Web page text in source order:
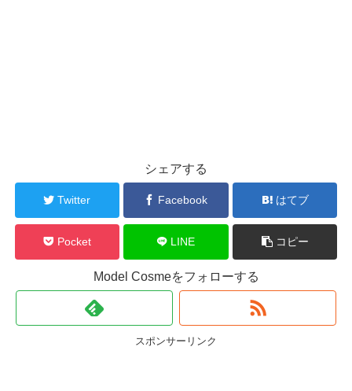
シェアする
Twitter Facebook はてブ
Pocket LINE コピー
Model Cosmeをフォローする
スポンサーリンク